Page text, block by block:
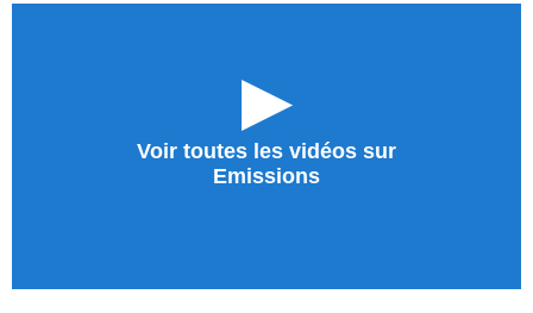
►
Voir toutes les vidéos sur
Emissions